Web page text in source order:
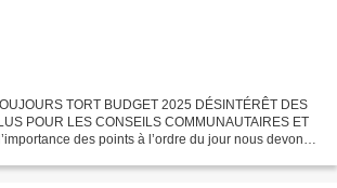
2025 DÉSINTÉRÊT DES
POUR LES CONSEILS COMMUNAUTAIRES ET
des points à l’ordre du jour nous devons